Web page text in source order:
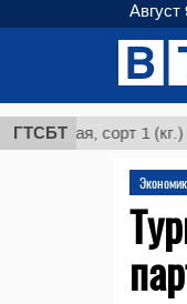
ГТСБТсорт 1 (кг.) 37,8
Август